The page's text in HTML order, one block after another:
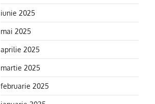
iunie 2025
mai 2025
aprilie 2025
martie 2025
februarie 2025